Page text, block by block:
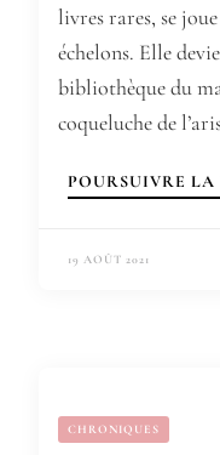
livres rares, se
échelons. Elle
bibliothèque du
coqueluche de
POURSUIVRE
19 AOÛT 2021
CHRONIQUES